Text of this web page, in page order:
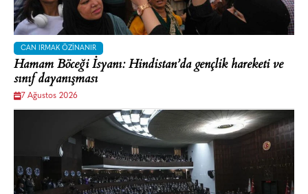
CAN IRMAK ÖZINANIR
Hamam Böceği İsyanı: Hindistan’da gençlik hareketi ve
sınıf dayanışması
7 Ağustos 2026